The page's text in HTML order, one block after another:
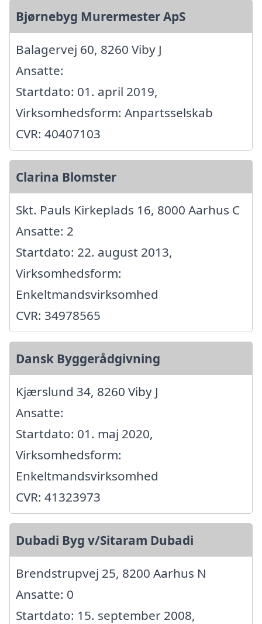
Bjørnebyg Murermester ApS
Balagervej 60, 8260 Viby J
Ansatte:
Startdato: 01. april 2019,
Virksomhedsform: Anpartsselskab
CVR: 40407103
Clarina Blomster
Skt. Pauls Kirkeplads 16, 8000 Aarhus C
Ansatte: 2
Startdato: 22. august 2013,
Virksomhedsform:
Enkeltmandsvirksomhed
CVR: 34978565
Dansk Byggerådgivning
Kjærslund 34, 8260 Viby J
Ansatte:
Startdato: 01. maj 2020,
Virksomhedsform:
Enkeltmandsvirksomhed
CVR: 41323973
Dubadi Byg v/Sitaram Dubadi
Brendstrupvej 25, 8200 Aarhus N
Ansatte: 0
Startdato: 15. september 2008,